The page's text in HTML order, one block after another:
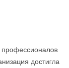
достигла